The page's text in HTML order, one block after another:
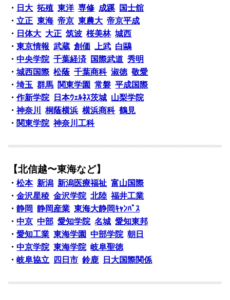
・ 日大 拓殖 東洋 専修 成蹊
国士舘
・ 立正 東海 帝京 東農大 帝京平成
・ 日体大 大正 筑波 桜美林 城西
・東京情報 武蔵 創価 上武 白鷗
・中央学院 千葉経済 国際武道 秀明
・城西国際 松蔭 千葉商科 淑徳 敬愛
・埼玉 群馬 関東学園 常磐 平成国際
・作新学院 日本ｳｪﾙﾈｽ茨城 山梨学院
・神奈川 桐蔭横浜 横浜商科 鶴見
・ 関東学院 神奈川工科
【北信越〜東海など】
・松本 新潟 新潟医療福祉 富山国際
・金沢星稜 金沢学院 北陸 福井工業
・静岡 静岡産業 東海大静岡ｷｬﾝﾊﾟｽ
・中京 中部 愛知学院 名城 愛知東邦
・愛知工業 東海学園 中部学院 朝日
・中京学院 東海学院 岐阜聖徳
・岐阜協立 四日市 鈴鹿 日大国際関係